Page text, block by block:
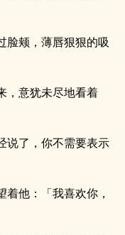
脸颊，薄唇狠狠的吸
，意犹未尽地看着
说了，你不需要表示
他：「我喜欢你，